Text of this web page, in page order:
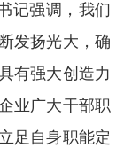
记强调，我们
发扬光大，确
有强大创造力
业广大干部职
足自身职能定